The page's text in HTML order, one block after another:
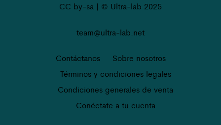
CC by-sa | © Ultra-lab 2025
team@ultra-lab.net
Contáctanos
Sobre nosotros
Términos y condiciones legales
Condiciones generales de venta
Conéctate a tu cuenta